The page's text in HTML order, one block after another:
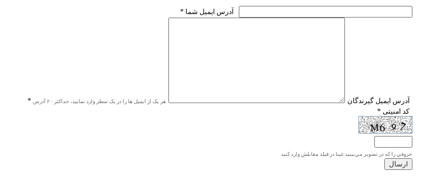
* آدرس ايميل شما
* آدرس ايميل گيرندگان هر یک از ایمیل ها را در یک سطر وارد نمایید، حداکثر ۲۰ آدرس
* کد امنیتی
حروفي را كه در تصوير مي‌بينيد عينا در فيلد مقابلش وارد كنيد